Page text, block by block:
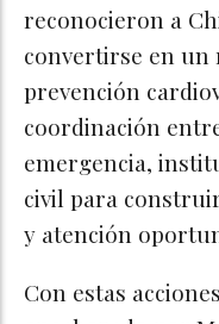
reconocieron a
convertirse en un
prevención
coordinación
emergencia,
civil para
y atención
Con estas